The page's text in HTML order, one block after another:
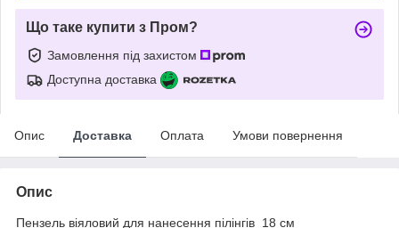
Що таке купити з Пром?
Замовлення під захистом
Доступна доставка
Опис Доставка Оплата Умови повернення
Опис
Пензель віяловий для нанесення пілінгів 18 см